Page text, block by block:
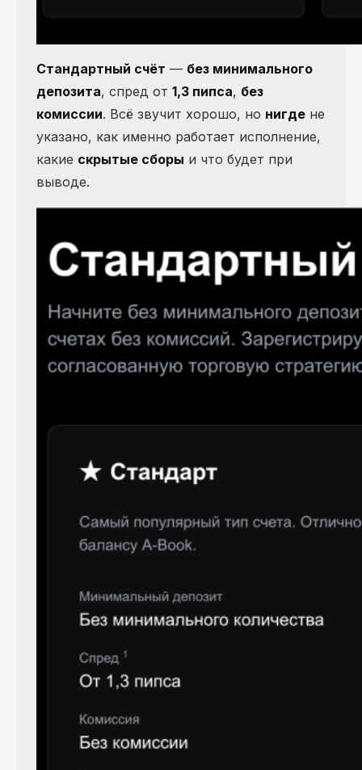
Стандартный счёт — без минимального
депозита, спред от 1,3 пипса, без
комиссии. Всё звучит хорошо, но нигде не
указано, как именно работает исполнение,
какие скрытые сборы и что будет при
выводе.